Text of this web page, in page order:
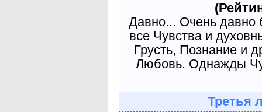
Давно... Очень давно
все Чувства и
Грусть, Познание и
Любовь. Однажды
Третья